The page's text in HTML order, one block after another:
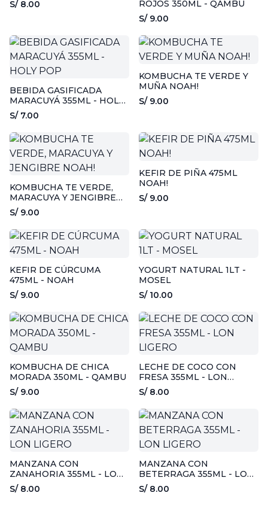
S/ 8.00
ROJOS 350ML - QAMBU
S/ 9.00
BEBIDA GASIFICADA
MARACUYÁ 355ML - HOLY
POP
S/ 7.00
KOMBUCHA TE VERDE Y
MUÑA NOAH!
S/ 9.00
KOMBUCHA TE VERDE,
MARACUYA Y JENGIBRE
NOAH!
S/ 9.00
KEFIR DE PIÑA 475ML
NOAH!
S/ 9.00
KEFIR DE CÚRCUMA
475ML - NOAH
S/ 9.00
YOGURT NATURAL 1LT -
MOSEL
S/ 10.00
KOMBUCHA DE CHICA
MORADA 350ML - QAMBU
S/ 9.00
LECHE DE COCO CON
FRESA 355ML - LON
LIGERO
S/ 8.00
MANZANA CON
ZANAHORIA 355ML - LON
LIGERO
S/ 8.00
MANZANA CON
BETERRAGA 355ML - LON
LIGERO
S/ 8.00